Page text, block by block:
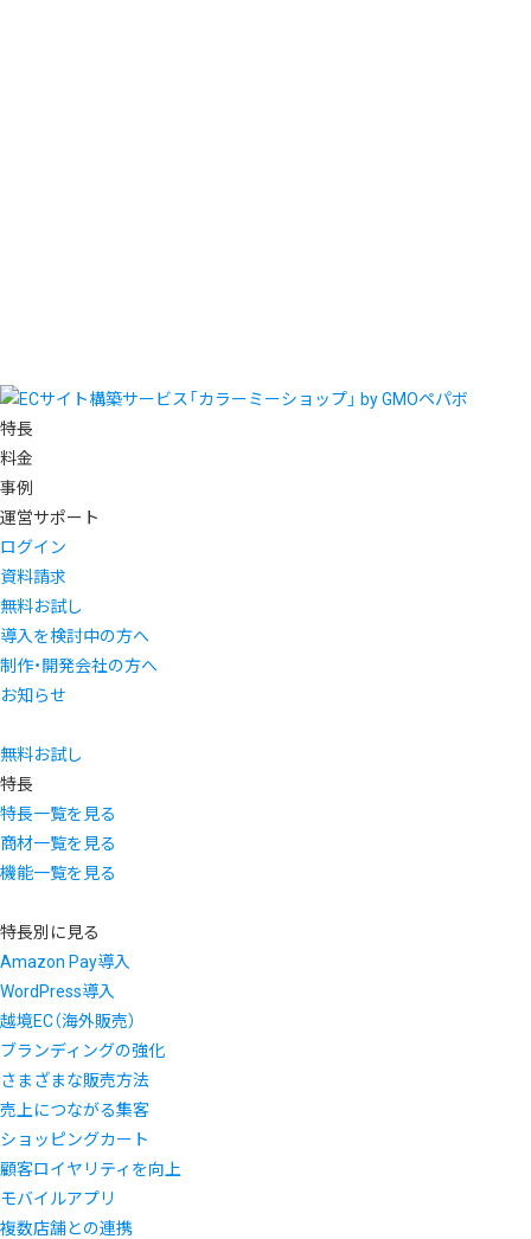
特長
料金
事例
運営サポート
ログイン
資料請求
無料お試し
導入を検討中の方へ
制作・開発会社の方へ
お知らせ
無料お試し
特長
特長一覧を見る
商材一覧を見る
機能一覧を見る
特長別に見る
Amazon Pay導入
WordPress導入
越境EC（海外販売）
ブランディングの強化
さまざまな販売方法
売上につながる集客
ショッピングカート
顧客ロイヤリティを向上
モバイルアプリ
複数店舗との連携